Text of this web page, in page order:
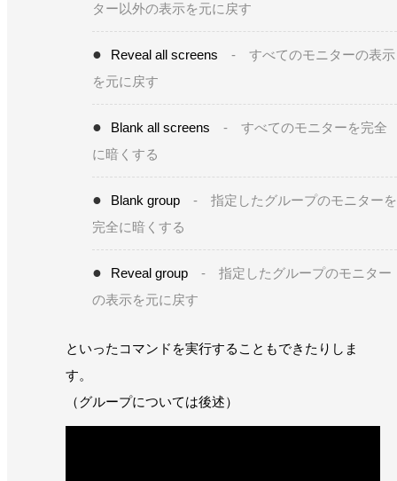
ター以外の表示を元に戻す
Reveal all screens - すべてのモニターの表示
を元に戻す
Blank all screens - すべてのモニターを完全
に暗くする
Blank group - 指定したグループのモニターを
完全に暗くする
Reveal group - 指定したグループのモニター
の表示を元に戻す
といったコマンドを実行することもできたりしま
す。
（グループについては後述）